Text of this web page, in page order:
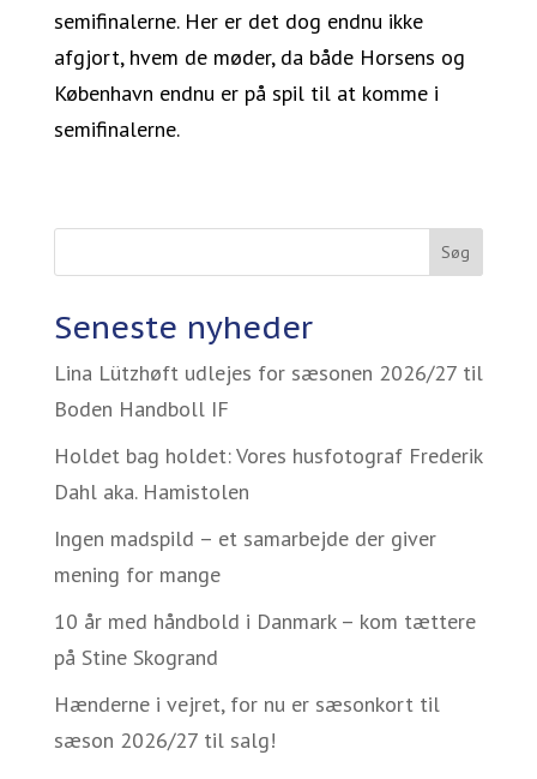
semifinalerne. Her er det dog endnu ikke
afgjort, hvem de møder, da både Horsens og
København endnu er på spil til at komme i
semifinalerne.
Søg
Seneste nyheder
Lina Lützhøft udlejes for sæsonen 2026/27 til
Boden Handboll IF
Holdet bag holdet: Vores husfotograf Frederik
Dahl aka. Hamistolen
Ingen madspild – et samarbejde der giver
mening for mange
10 år med håndbold i Danmark – kom tættere
på Stine Skogrand
Hænderne i vejret, for nu er sæsonkort til
sæson 2026/27 til salg!